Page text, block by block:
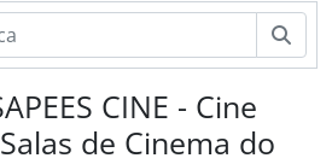
CINE - Cine
de Cinema do